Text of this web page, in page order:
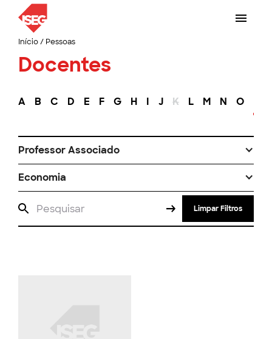
Início/ Pessoas
Docentes
A B C D E F G H I J K L M N O
Professor Associado
Economia
Limpar Filtros